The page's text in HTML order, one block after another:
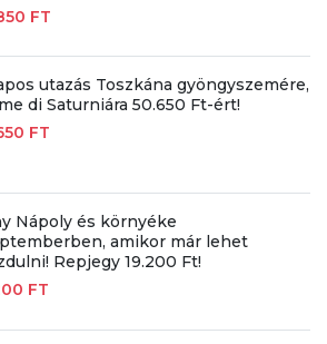
FT
utazás Toszkána gyöngyszemére,
di Saturniára 50.650 Ft-ért!
FT
Nápoly és környéke
amikor már lehet
Repjegy 19.200 Ft!
FT